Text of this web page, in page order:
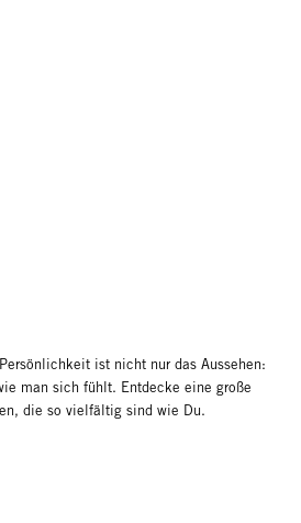
ist nicht nur das Aussehen:
man sich fühlt. Entdecke eine große
die so vielfältig sind wie Du.